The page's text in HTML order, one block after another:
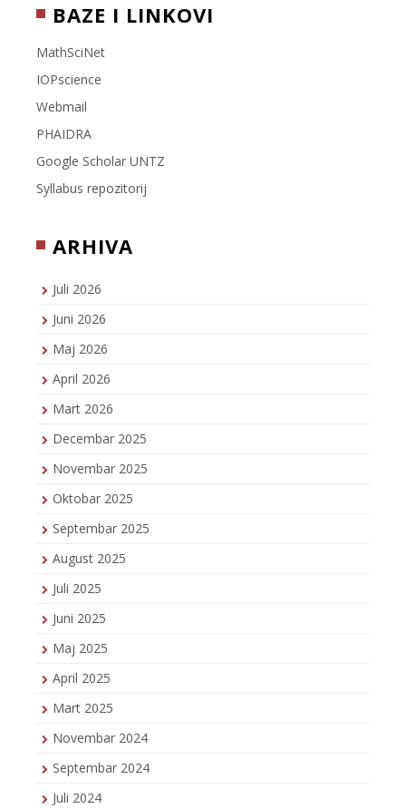
BAZE I LINKOVI
MathSciNet
IOPscience
Webmail
PHAIDRA
Google Scholar UNTZ
Syllabus repozitorij
ARHIVA
Juli 2026
Juni 2026
Maj 2026
April 2026
Mart 2026
Decembar 2025
Novembar 2025
Oktobar 2025
Septembar 2025
August 2025
Juli 2025
Juni 2025
Maj 2025
April 2025
Mart 2025
Novembar 2024
Septembar 2024
Juli 2024